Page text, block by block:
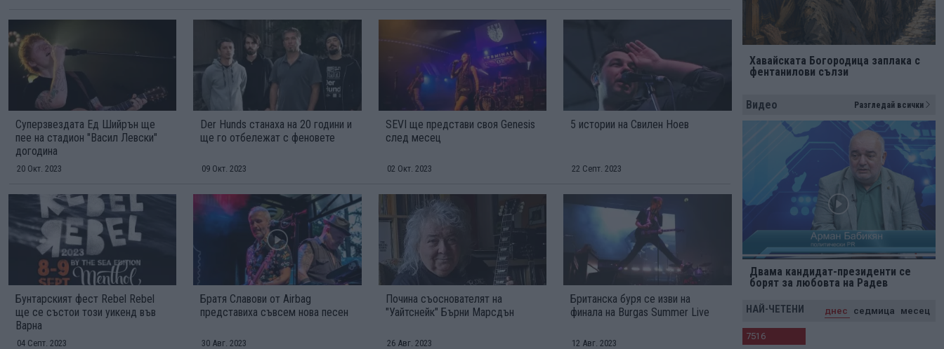
Суперзвездата Ед Шийрън ще
пее на стадион "Васил Левски"
догодина
20 Окт. 2023
Der Hunds станаха на 20 години и
ще го отбележат с феновете
09 Окт. 2023
SEVI ще представи своя Genesis
след месец
02 Окт. 2023
5 истории на Свилен Ноев
22 Септ. 2023
Бунтарският фест Rebel Rebel
ще се състои този уикенд във
Варна
04 Септ. 2023
Братя Славови от Airbag
представиха съвсем нова песен
30 Авг. 2023
Почина съоснователят на
"Уайтснейк" Бърни Марсдън
26 Авг. 2023
Британска буря се изви на
финала на Burgas Summer Live
12 Авг. 2023
Хавайската Богородица заплака с
фентанилови сълзи
Видео Разгледай всички
Двама кандидат-президенти се
борят за любовта на Радев
НАЙ-ЧЕТЕНИ днес седмица месец
7516